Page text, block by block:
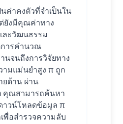
นค่าคงตัวที่จำเป็นใน
ยังมีคุณค่าทาง
ละวัฒนธรรม
การคำนวณ
นจนถึงการวิจัยทาง
ามแม่นยำสูง π ถูก
ยด้าน ผ่าน
คุณสามารถค้นหา
าวน์โหลดข้อมูล π
พื่อสำรวจความลับ